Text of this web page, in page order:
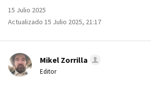
15 Julio 2025
Actualizado 15 Julio 2025, 21:17
Mikel Zorrilla
Editor